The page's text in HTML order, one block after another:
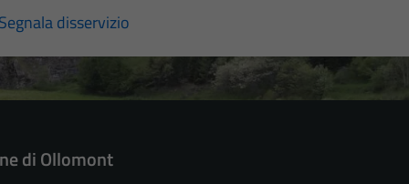
disservizio
di Ollomont